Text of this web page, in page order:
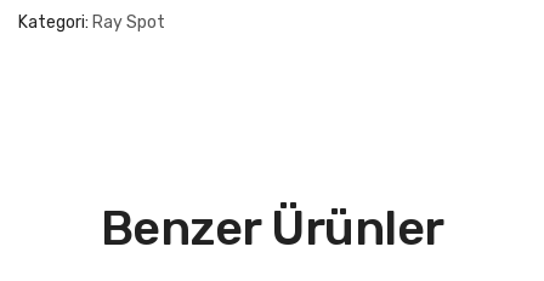
Kategori: Ray Spot
Benzer Ürünler